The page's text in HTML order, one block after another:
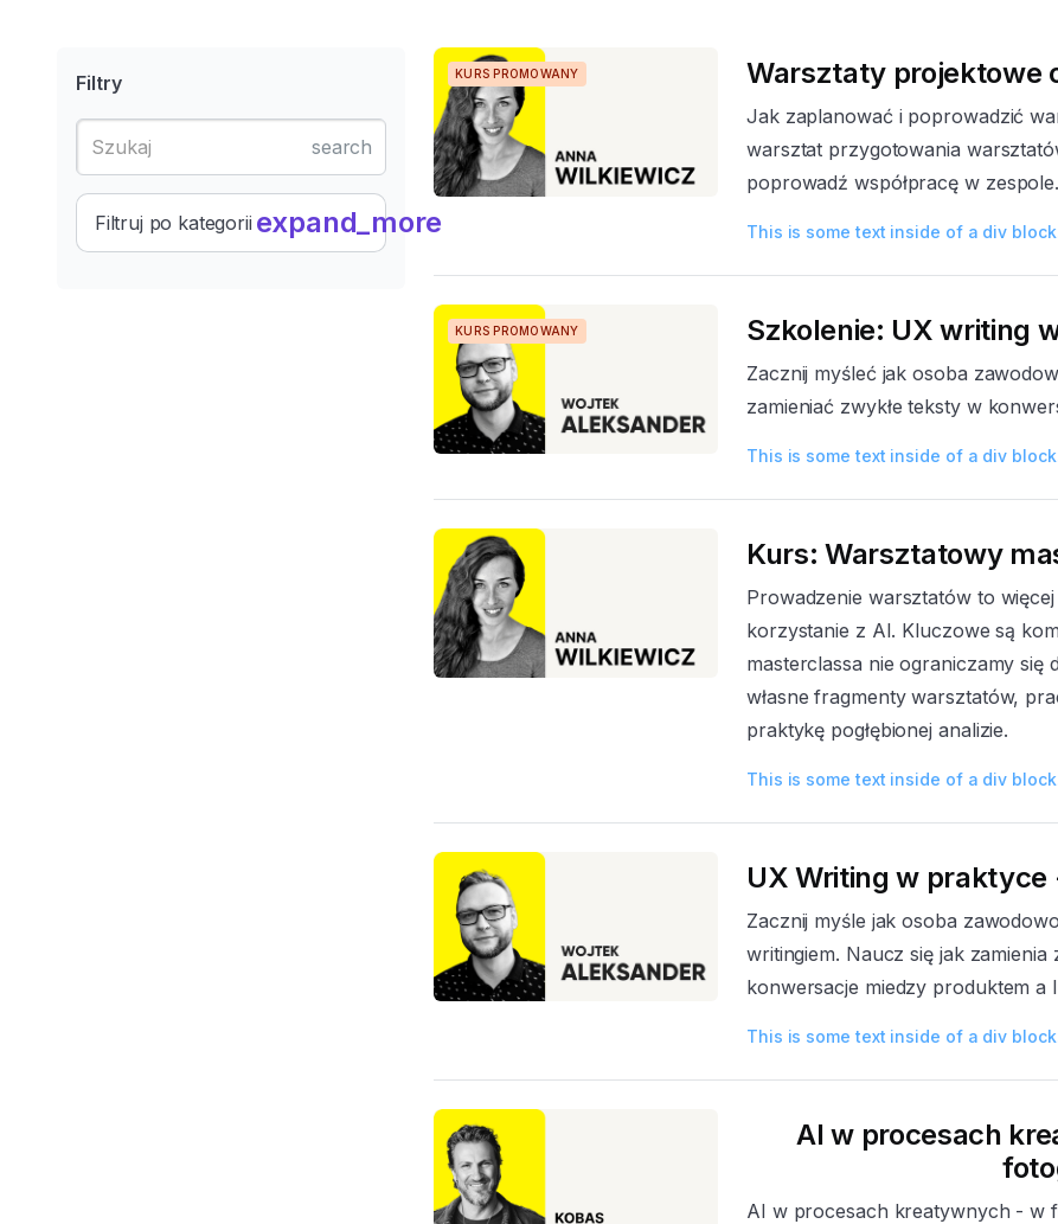
Filtry
search
Filtruj po kategorii expand_more
Warsztaty projektowe
Jak zaplanować i poprowadzić
warsztat przygotowania
poprowadź współpracę w zespole.
This is some text inside of a div
KURS PROMOWANY
Szkolenie: UX writing
Zacznij myśleć jak osoba
zamieniać zwykłe teksty w
This is some text inside of a div
KURS PROMOWANY
Kurs: Warsztatowy
Prowadzenie warsztatów to
korzystanie z AI. Kluczowe są
masterclassa nie ograniczamy się
własne fragmenty warsztatów,
praktykę pogłębionej analizie.
This is some text inside of a div
UX Writing w
Zacznij myśle jak osoba
writingiem. Naucz się jak zamienia
konwersacje miedzy produktem a
This is some text inside of a div
AI w procesach
AI w procesach kreatywnych - w